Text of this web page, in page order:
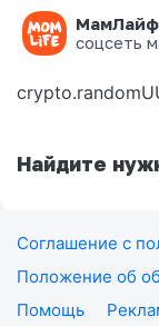
МамЛайф
соцсеть
Ошибка
Найдите
Соглашение с
Положение об
Помощь